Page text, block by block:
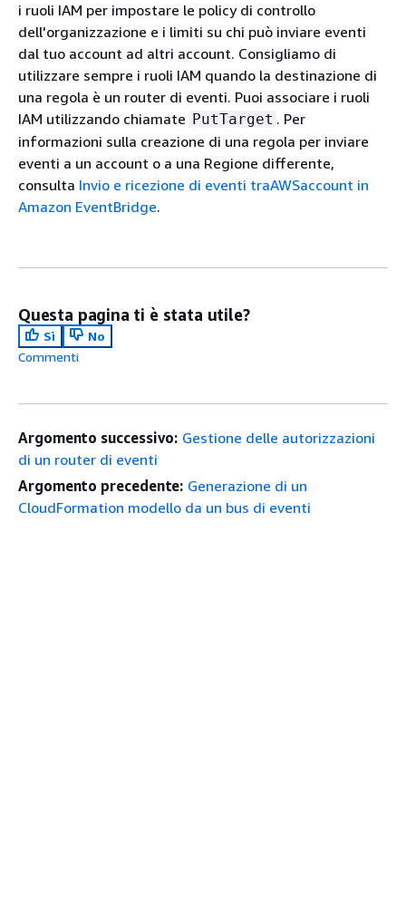
i ruoli IAM per impostare le policy di controllo
dell'organizzazione e i limiti su chi può inviare eventi
dal tuo account ad altri account. Consigliamo di
utilizzare sempre i ruoli IAM quando la destinazione di
una regola è un router di eventi. Puoi associare i ruoli
IAM utilizzando chiamate PutTarget . Per
informazioni sulla creazione di una regola per inviare
eventi a un account o a una Regione differente,
consulta Invio e ricezione di eventi traAWSaccount in
Amazon EventBridge.
Questa pagina ti è stata utile?
Sì
No
Commenti
Argomento successivo: Gestione delle autorizzazioni
di un router di eventi
Argomento precedente: Generazione di un
CloudFormation modello da un bus di eventi